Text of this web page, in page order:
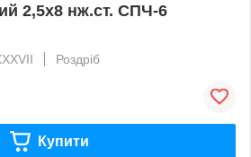
2,5х8 нж.ст. СПЧ-6
Роздріб
Купити